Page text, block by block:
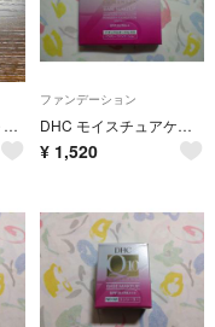
DHC ジェルペンシル アイライナーEX 0.1g ブラウン アイライナー
ファンデーション
DHC モイスチュアケア クリアパウダリーファンデ ナチュラルオークル03
¥ 1,520